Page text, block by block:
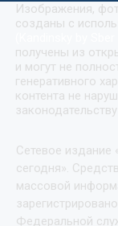
Изображения,
созданы с
получены из
и могут не
генеративного
контента не
Сетевое издание
сегодня».
массовой
зарегистрировано
Федеральной